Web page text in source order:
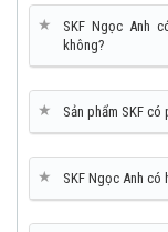
★
SKF Ngọc Anh
không?
★ Sản phẩm SKF
★ SKF Ngọc Anh